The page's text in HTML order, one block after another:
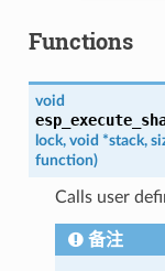
Functions
void
lock, void *stack,
function)
Calls user
备注